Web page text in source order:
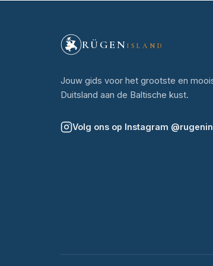
RÜGEN ISLAND
Jouw gids voor het grootste en
Duitsland aan de Baltische kust.
Volg ons op Instagram @